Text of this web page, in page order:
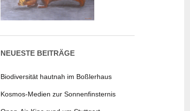
NEUESTE BEITRÄGE
Biodiversität hautnah im Boßlerhaus
Kosmos-Medien zur Sonnenfinsternis